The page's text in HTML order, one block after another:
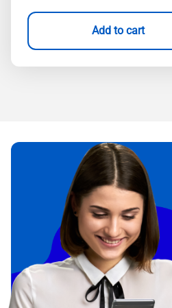
Add to cart